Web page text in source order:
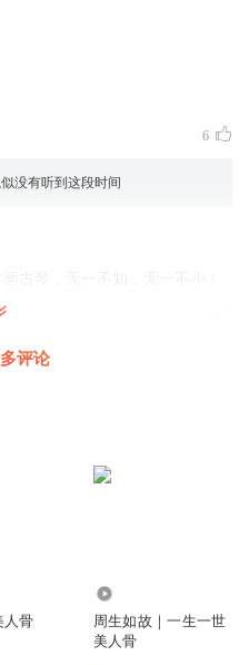
6
没有听到这段时间
喝孟婆汤，前世所学都带到今生了
，猫狗对你都特别敏感。
评论
人骨
周生如故｜一生一世
美人骨